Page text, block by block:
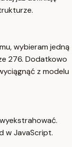
wybieram jedną
276. Dodatkowo
z modelu
w JavaScript.